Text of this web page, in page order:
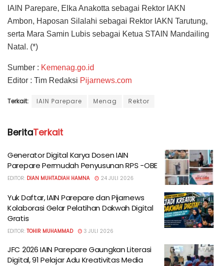
IAIN Parepare, Elka Anakotta sebagai Rektor IAKN
Ambon, Haposan Silalahi sebagai Rektor IAKN Tarutung,
serta Mara Samin Lubis sebagai Ketua STAIN Mandailing
Natal. (*)
Sumber : Kemenag.go.id
Editor : Tim Redaksi Pijarnews.com
Terkait: IAIN Parepare Menag Rektor
BeritaTerkait
Generator Digital Karya Dosen IAIN
Parepare Permudah Penyusunan RPS -OBE
EDITOR: DIAN MUHTADIAH HAMNA 24 JULI 2026
Yuk Daftar, IAIN Parepare dan Pijarnews
Kolaborasi Gelar Pelatihan Dakwah Digital
Gratis
EDITOR: TOHIR MUHAMMAD 3 JULI 2026
JFC 2026 IAIN Parepare Gaungkan Literasi
Digital, 91 Pelajar Adu Kreativitas Media